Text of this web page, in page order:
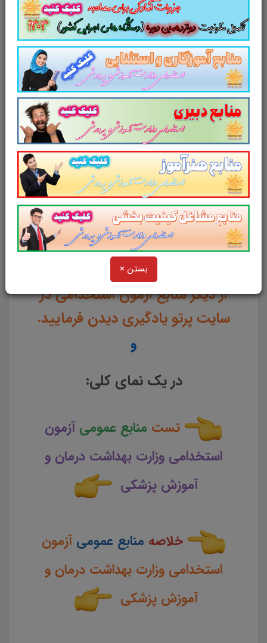
بستن ×
سوالات و تست کتابروانشناسی رشد و یادگیری
کودکان و نوجوانانسوالات کتابروانشناسی رشد
و یادگیری کودکان و نوجوانانشامل140سوال
تستی در64صفحهبا پاسخ تشریحیدر قالب
فایلpdf. بهترین منبع برای آزمون های
استخدامی می باشد.
مجموعه سوالات تستی
کتابروانشناسی رشد و یادگیری کودکان و
نوجوانانمطالب خوانده شده داوطلبین آزمون
استخدامی را نظم بخشیده و منسجم می سازد.
این مجموعهمرور سریعداوطلب را سبب می شود
و آگاهی های وی رانظم بخشیده و یک آمادگی و
شبیه سازی را برای جلسه آزمون به همراه دارد.
مطالعه این منبع برای همه داوطلبین شرکت کننده
درآزمون های استخدامیپیشنهاد می شود.
از دیگر منابع آزمون استخدامی در
سایت پرتو یادگیری دیدن فرمایید.
و
در یک نمای کلی:
تست منابع عمومی آزمون
استخدامی وزارت بهداشت درمان و
آموزش پزشکی
خلاصه منابع عمومیآزمون
استخدامی وزارت بهداشت درمان و
آموزش پزشکی